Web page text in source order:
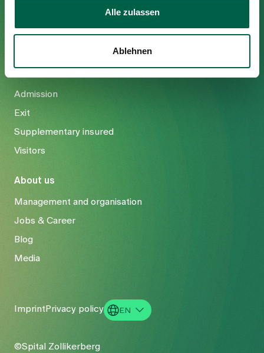
Alle zulassen
Ablehnen
Admission
Exit
Supplementary insured
Visitors
About us
Management and organisation
Jobs & Career
Blog
Media
Imprint Privacy policy
EN
©Spital Zollikerberg